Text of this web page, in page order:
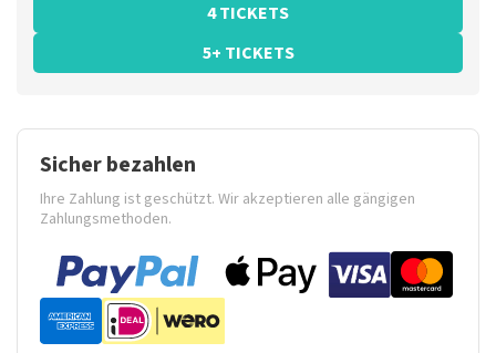
4 TICKETS
5+ TICKETS
Sicher bezahlen
Ihre Zahlung ist geschützt. Wir akzeptieren alle gängigen
Zahlungsmethoden.